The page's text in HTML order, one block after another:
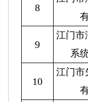
8
9
江门市
系
10
江门市